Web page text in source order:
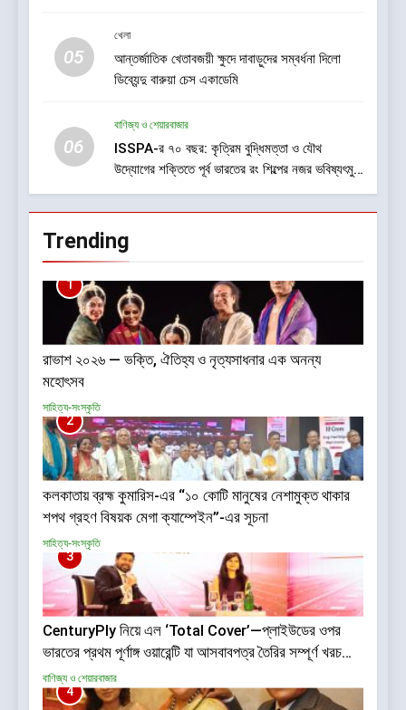
05
খেলা
আন্তর্জাতিক খেতাবজয়ী ক্ষুদে দাবাড়ুদের সম্বর্ধনা দিলো
ডিব্যেন্দু বারুয়া চেস একাডেমি
06
বাণিজ্য ও শেয়ারবাজার
ISSPA-র ৭০ বছর: কৃত্রিম বুদ্ধিমত্তা ও যৌথ
উদ্যোগের শক্তিতে পূর্ব ভারতের রং শিল্পের নজর ভবিষ্যৎমুখী
প্রবৃদ্ধিতে
Trending
1
রাভাশ ২০২৬ — ভক্তি, ঐতিহ্য ও নৃত্যসাধনার এক অনন্য
মহোৎসব
সাহিত্য-সংস্কৃতি
2
কলকাতায় ব্রহ্ম কুমারিস-এর “১০ কোটি মানুষের নেশামুক্ত থাকার
শপথ গ্রহণ বিষয়ক মেগা ক্যাম্পেইন”-এর সূচনা
সাহিত্য-সংস্কৃতি
3
CenturyPly নিয়ে এল ‘Total Cover’—প্লাইউডের ওপর
ভারতের প্রথম পূর্ণাঙ্গ ওয়ারেন্টি যা আসবাবপত্র তৈরির সম্পূর্ণ খরচ
পুষিয়ে দেয়
বাণিজ্য ও শেয়ারবাজার
4